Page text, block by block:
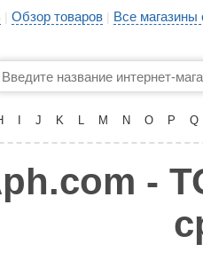
| Обзор товаров | Все
J K L M N O P Q
-